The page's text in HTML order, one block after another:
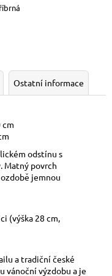
Ostatní informace
cm
odstínu s
Matný povrch
jemnou
(výška 28 cm,
a tradiční české
vánoční výzdobu a je